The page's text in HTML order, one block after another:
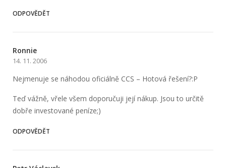
ODPOVĚDĚT
Ronnie
14. 11. 2006
Nejmenuje se náhodou oficiálně CCS – Hotová řešení?:P
Teď vážně, vřele všem doporučuji její nákup. Jsou to určitě
dobře investované peníze;)
ODPOVĚDĚT